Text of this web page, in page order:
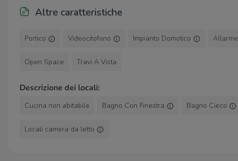
Altre caratteristiche
Portico Videocitofono Impianto Domotico Allarme
Open Space Travi A Vista
Descrizione dei locali:
Cucina non abitabile Bagno Con Finestra Bagno Cieco
Locali camera da letto